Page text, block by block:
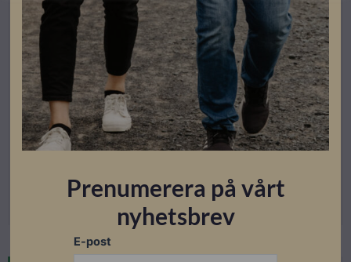
Huawei Hybridväxelriktare
Huawei, SUN 2000-10K-MAP0
Läs merPrenumerera på vårt
nyhetsbrev
E-post